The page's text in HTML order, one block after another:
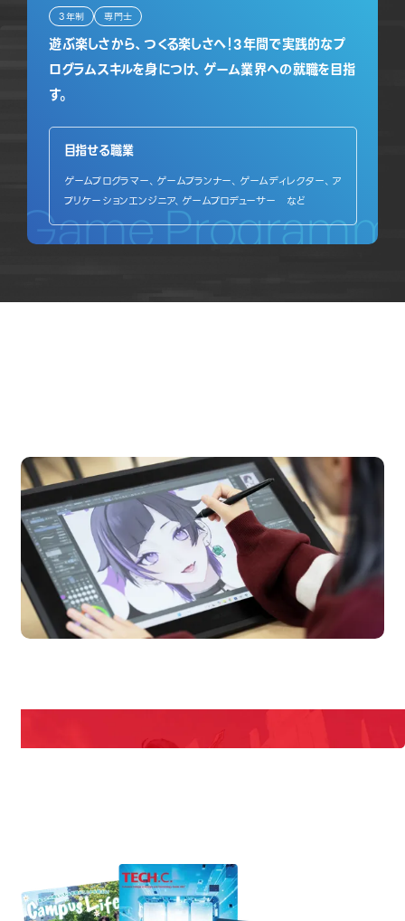
3年制 専門士
遊ぶ楽しさから、つくる楽しさへ！3年間で実践的なプ
ログラムスキルを身につけ、ゲーム業界への就職を目指
す。
目指せる職業
ゲームプログラマー、ゲームプランナー、ゲームディレクター、ア
プリケーションエンジニア、ゲームプロデューサー など
Game
Campus Open